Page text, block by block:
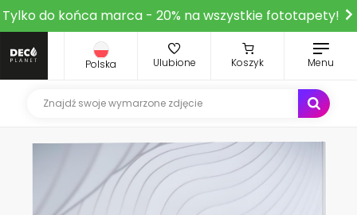
Tylko do końca marca - 20% na wszystkie fototapety!
Polska Ulubione Koszyk Menu